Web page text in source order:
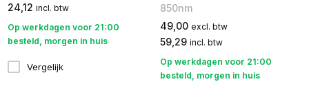
24,12 incl. btw
Op werkdagen voor 21:00
besteld, morgen in huis
Vergelijk
850nm
49,00 excl. btw
59,29 incl. btw
Op werkdagen voor 21:00
besteld, morgen in huis